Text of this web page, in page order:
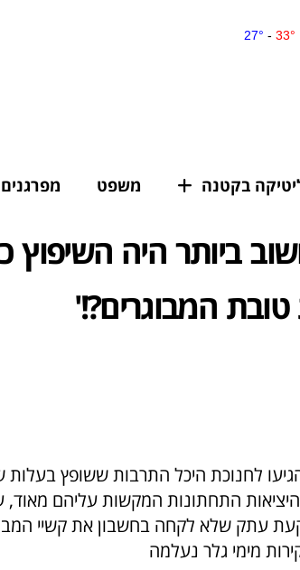
בקטנה משפט מפרגנים
ביותר היה השיפוץ
המבוגרים?!'
התחתונות המקשות עליהם
עתק שלא לקחה בחשבון את קשיי
מימי גלר נעלמה